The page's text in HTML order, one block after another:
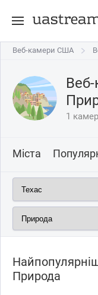
Веб-камери США
Веб-камери США
1
Міста
Природа